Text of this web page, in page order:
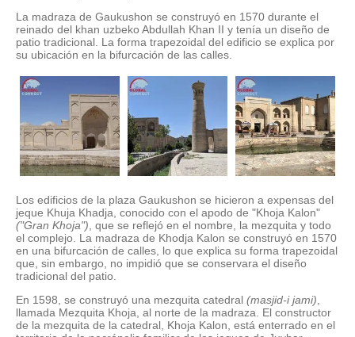
La madraza de Gaukushon se construyó en 1570 durante el
reinado del khan uzbeko Abdullah Khan II y tenía un diseño de
patio tradicional. La forma trapezoidal del edificio se explica por
su ubicación en la bifurcación de las calles.
Los edificios de la plaza Gaukushon se hicieron a expensas del
jeque Khuja Khadja, conocido con el apodo de "Khoja Kalon"
("Gran Khoja") , que se reflejó en el nombre, la mezquita y todo
el complejo. La madraza de Khodja Kalon se construyó en 1570
en una bifurcación de calles, lo que explica su forma trapezoidal
que, sin embargo, no impidió que se conservara el diseño
tradicional del patio.
En 1598, se construyó una mezquita catedral (masjid-i jami)
llamada Mezquita Khoja, al norte de la madraza. El constructor
de la mezquita de la catedral, Khoja Kalon, está enterrado en el